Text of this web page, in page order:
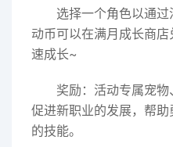
选择一个角色以通
动币可以在满月成长商
速成长~
奖励：活动专属宠
促进新职业的发展，帮
的技能。